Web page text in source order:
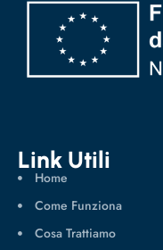
Link Utili
Home
Come Funziona
Cosa Trattiamo